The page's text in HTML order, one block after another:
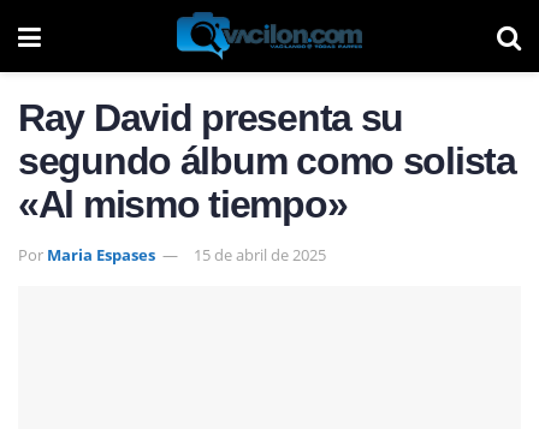
Ray David presenta su
segundo álbum como solista
«Al mismo tiempo»
Por Maria Espases 15 de abril de 2025